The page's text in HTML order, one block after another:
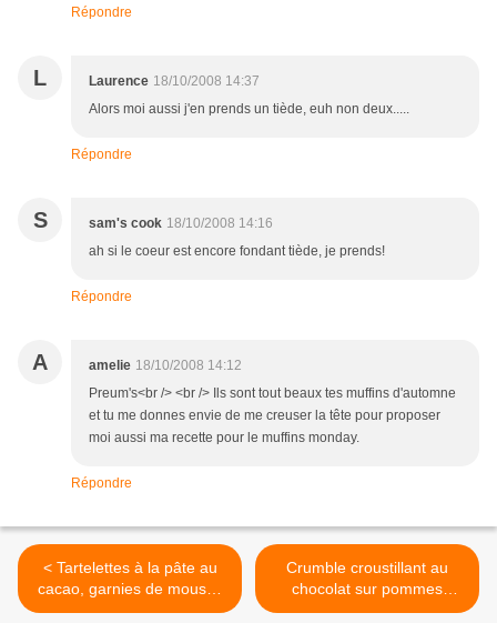
Répondre
L Laurence 18/10/2008 14:37
Alors moi aussi j'en prends un tiède, euh non deux.....
Répondre
S sam's cook 18/10/2008 14:16
ah si le coeur est encore fondant tiède, je prends!
Répondre
A amelie 18/10/2008 14:12
Preum's<br /> <br /> Ils sont tout beaux tes muffins d'automne
et tu me donnes envie de me creuser la tête pour proposer
moi aussi ma recette pour le muffins monday.
Répondre
< Tartelettes à la pâte au
cacao, garnies de mousse
cuite au café
Crumble croustillant au
chocolat sur pommes
fondantes >